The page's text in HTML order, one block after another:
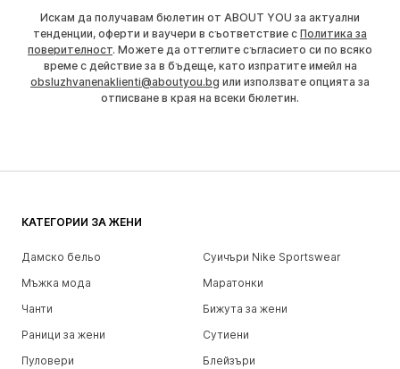
Искам да получавам бюлетин от ABOUT YOU за актуални
тенденции, оферти и ваучери в съответствие с Политика за
поверителност. Можете да оттеглите съгласието си по всяко
време с действие за в бъдеще, като изпратите имейл на
obsluzhvanenaklienti@aboutyou.bg или използвате опцията за
отписване в края на всеки бюлетин.
КАТЕГОРИИ ЗА ЖЕНИ
Дамско бельо
Суичъри Nike Sportswear
Мъжка мода
Маратонки
Чанти
Бижута за жени
Раници за жени
Сутиени
Пуловери
Блейзъри